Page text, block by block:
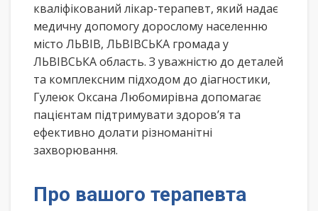
кваліфікований лікар-терапевт, який надає
медичну допомогу дорослому населенню
місто ЛЬВІВ, ЛЬВІВСЬКА громада у
ЛЬВІВСЬКА область. З уважністю до деталей
та комплексним підходом до діагностики,
Гулеюк Оксана Любомирівна допомагає
пацієнтам підтримувати здоров’я та
ефективно долати різноманітні
захворювання.
Про вашого терапевта